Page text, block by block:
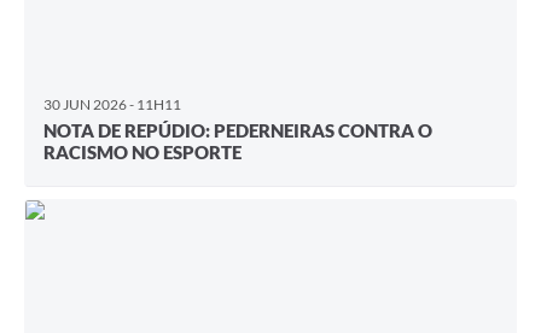
30 JUN 2026 - 11H11
NOTA DE REPÚDIO: PEDERNEIRAS CONTRA O
RACISMO NO ESPORTE